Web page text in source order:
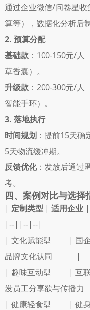
通过企业微信/问卷星
算等），数据化分析后
2. 预算分配
基础款 ：100-150元/人
草香囊）。
升级款 ：200-300元/人
智能手环）。
3. 落地执行
时间规划 ：提前15天
5天物流缓冲期。
反馈优化：发放后通过
考。
四、案例对比与选择
| 定制类型 | 适用企业 |
|--||--|--|
| 文化赋能型         | 国
品牌文化认同            |
| 趣味互动型         | 互
发员工分享欲与传播力
| 健康轻食型         | 健